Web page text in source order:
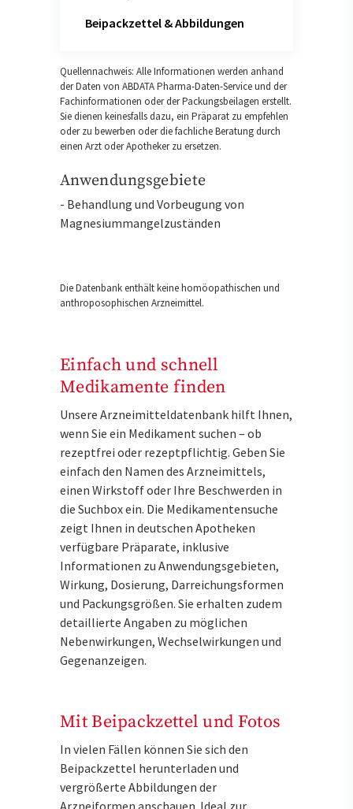
Beipackzettel & Abbildungen
Quellennachweis: Alle Informationen werden anhand
der Daten von ABDATA Pharma-Daten-Service und der
Fachinformationen oder der Packungsbeilagen erstellt.
Sie dienen keinesfalls dazu, ein Präparat zu empfehlen
oder zu bewerben oder die fachliche Beratung durch
einen Arzt oder Apotheker zu ersetzen.
Anwendungsgebiete
- Behandlung und Vorbeugung von
Magnesiummangelzuständen
Die Datenbank enthält keine homöopathischen und
anthroposophischen Arzneimittel.
Einfach und schnell
Medikamente finden
Unsere Arzneimitteldatenbank hilft Ihnen,
wenn Sie ein Medikament suchen – ob
rezeptfrei oder rezeptpflichtig. Geben Sie
einfach den Namen des Arzneimittels,
einen Wirkstoff oder Ihre Beschwerden in
die Suchbox ein. Die Medikamentensuche
zeigt Ihnen in deutschen Apotheken
verfügbare Präparate, inklusive
Informationen zu Anwendungsgebieten,
Wirkung, Dosierung, Darreichungsformen
und Packungsgrößen. Sie erhalten zudem
detaillierte Angaben zu möglichen
Nebenwirkungen, Wechselwirkungen und
Gegenanzeigen.
Mit Beipackzettel und Fotos
In vielen Fällen können Sie sich den
Beipackzettel herunterladen und
vergrößerte Abbildungen der
Arzneiformen anschauen. Ideal zur